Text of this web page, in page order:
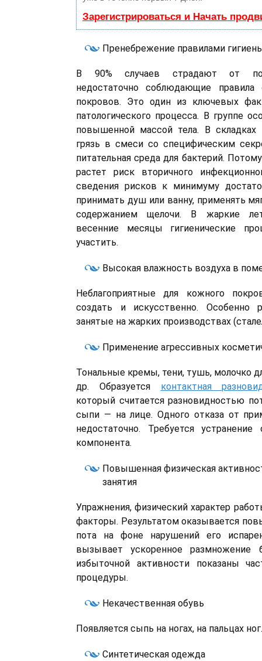
Зарегистрироваться и Начать
Пренебрежение правилами
В 90% случаев страдают от
недостаточно соблюдающие правила
покровов. Это один из ключевых
патологического процесса. В группе
повышенной массой тела. В складках
грязь в смеси со специфическим
питательная среда для бактерий.
растет риск вторичного
сведения рисков к минимуму
принимать душ или ванну, применять
содержанием щелочи. В жаркие
весенние месяцы гигиенические
участить.
Высокая влажность воздуха в
Неблагоприятные для кожного
создать и искусственно. Особенно
занятые на жарких производствах
Применение агрессивных
Тональные кремы, тени, тушь, молочко
др. Образуется контактная
который считается разновидностью
сыпи — на лице. Одного отказа от
недостаточно. Требуется устранение
компонента.
Повышенная физическая
занятия
Упражнения, физический характер
факторы. Результатом оказывается
пота на фоне нарушений его
вызывает ускоренное размножение
избыточной активности показаны
процедуры.
Некачественная обувь
Появляется сыпь на ногах, на пальцах ног.
Синтетическая одежда